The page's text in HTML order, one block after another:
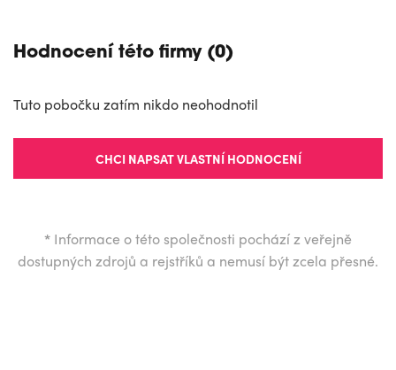
Hodnocení této firmy (0)
Tuto pobočku zatím nikdo neohodnotil
CHCI NAPSAT VLASTNÍ HODNOCENÍ
* Informace o této společnosti pochází z veřejně
dostupných zdrojů a rejstříků a nemusí být zcela přesné.